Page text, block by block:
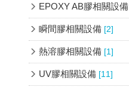
EPOXY AB膠相關設備
瞬間膠相關設備 [2]
熱溶膠相關設備 [1]
UV膠相關設備 [11]